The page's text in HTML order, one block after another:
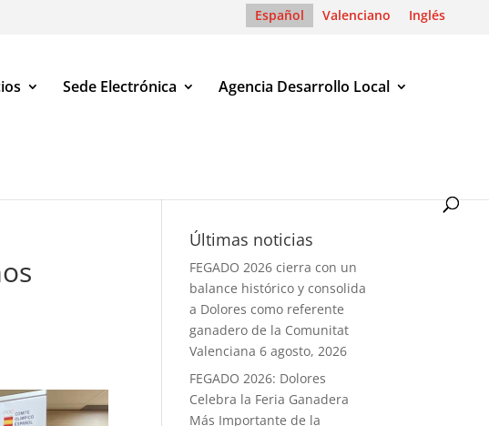
Español Valenciano Inglés
Sede Electrónica Agencia Desarrollo Local
Últimas noticias
FEGADO 2026 cierra con un
balance histórico y consolida
a Dolores como referente
ganadero de la Comunitat
Valenciana 6 agosto, 2026
FEGADO 2026: Dolores
Celebra la Feria Ganadera
Más Importante de la